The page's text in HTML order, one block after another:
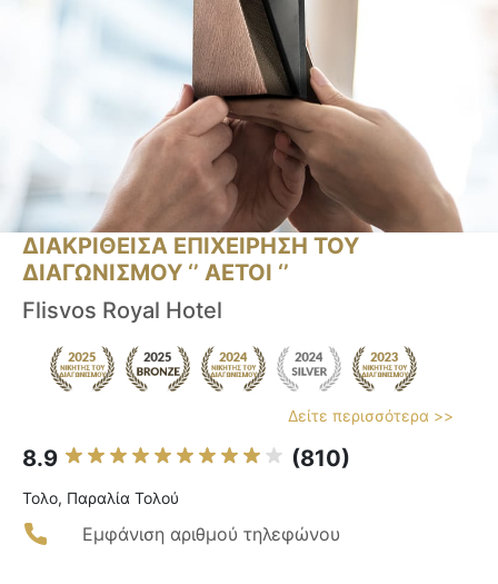
ΔΙΑΚΡΙΘΕΙΣΑ ΕΠΙΧΕΙΡΗΣΗ ΤΟΥ
ΔΙΑΓΩΝΙΣΜΟΥ ‘’ ΑΕΤΟΙ ‘’
Flisvos Royal Hotel
Δείτε περισσότερα >>
8.9 (810)
Τολο, Παραλία Τολού
Εμφάνιση αριθμού τηλεφώνου